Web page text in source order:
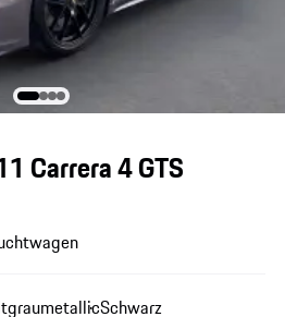
Carrera 4 GTS
Schwarz